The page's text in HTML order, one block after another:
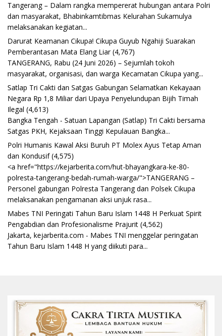
Tangerang – Dalam rangka mempererat hubungan antara Polri
dan masyarakat, Bhabinkamtibmas Kelurahan Sukamulya
melaksanakan kegiatan...
Darurat Keamanan Cikupa! Cikupa Guyub Ngahiji Suarakan
Pemberantasan Mata Elang Liar (4,767)
TANGERANG, Rabu (24 Juni 2026) – Sejumlah tokoh
masyarakat, organisasi, dan warga Kecamatan Cikupa yang...
Satlap Tri Cakti dan Satgas Gabungan Selamatkan Kekayaan
Negara Rp 1,8 Miliar dari Upaya Penyelundupan Bijih Timah
Ilegal (4,613)
Bangka Tengah - Satuan Lapangan (Satlap) Tri Cakti bersama
Satgas PKH, Kejaksaan Tinggi Kepulauan Bangka...
Polri Humanis Kawal Aksi Buruh PT Molex Ayus Tetap Aman
dan Kondusif (4,575)
<a href="https://kejarberita.com/hut-bhayangkara-ke-80-
polresta-tangerang-bedah-rumah-warga/">TANGERANG –
Personel gabungan Polresta Tangerang dan Polsek Cikupa
melaksanakan pengamanan aksi unjuk rasa...
Mabes TNI Peringati Tahun Baru Islam 1448 H Perkuat Spirit
Pengabdian dan Profesionalisme Prajurit (4,562)
Jakarta, kejarberita.com - Mabes TNI menggelar peringatan
Tahun Baru Islam 1448 H yang diikuti para...